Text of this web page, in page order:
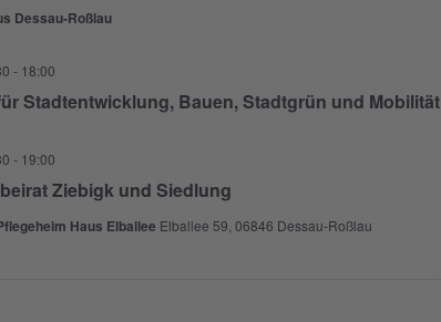
Dessau-Roßlau
Stadtentwicklung, Bauen, Stadtgrün und Mobilität
- 18:00
Ziebigk und Siedlung
- 19:00
Haus Elballee Elballee 59, 06846 Dessau-Roßlau